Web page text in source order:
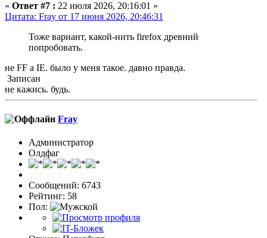
« Ответ #7 : 22 июля 2026, 20:16:01 »
Цитата: Fray от 17 июня 2026, 20:46:31
Тоже вариант, какой-нить firefox древний
попробовать.
не FF а IE. было у меня такое. давно правда.
Записан
не кажись. будь.
Fray
Администратор
Олдфаг
Сообщений: 6743
Рейтинг: 58
Пол: